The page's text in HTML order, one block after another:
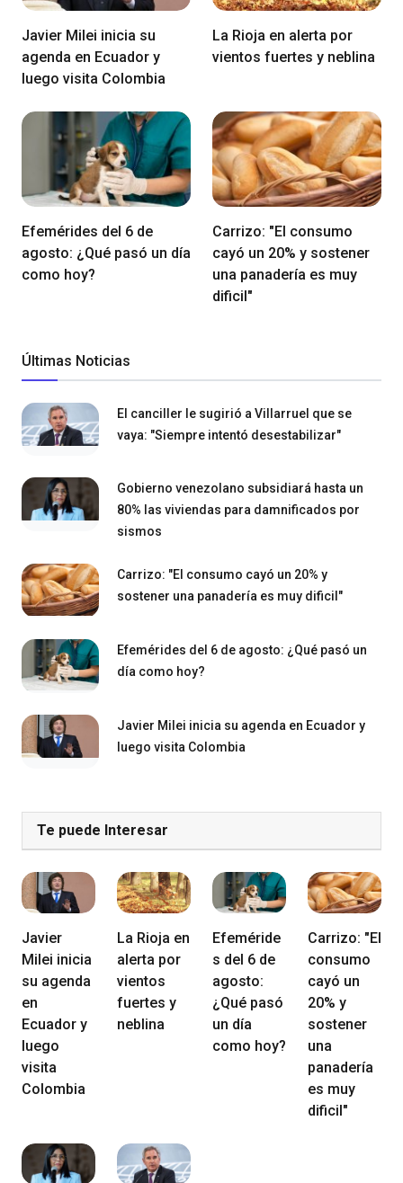
Javier Milei inicia su
agenda en Ecuador y
luego visita Colombia
La Rioja en alerta por
vientos fuertes y neblina
Efemérides del 6 de
agosto: ¿Qué pasó un día
como hoy?
Carrizo: "El consumo
cayó un 20% y sostener
una panadería es muy
dificil"
Últimas Noticias
El canciller le sugirió a Villarruel que se
vaya: "Siempre intentó desestabilizar"
Gobierno venezolano subsidiará hasta un
80% las viviendas para damnificados por
sismos
Carrizo: "El consumo cayó un 20% y
sostener una panadería es muy dificil"
Efemérides del 6 de agosto: ¿Qué pasó un
día como hoy?
Javier Milei inicia su agenda en Ecuador y
luego visita Colombia
Te puede Interesar
Javier
Milei inicia
su agenda
en
Ecuador y
luego
visita
Colombia
La Rioja en
alerta por
vientos
fuertes y
neblina
Efeméride
s del 6 de
agosto:
¿Qué pasó
un día
como hoy?
Carrizo: "El
consumo
cayó un
20% y
sostener
una
panadería
es muy
dificil"